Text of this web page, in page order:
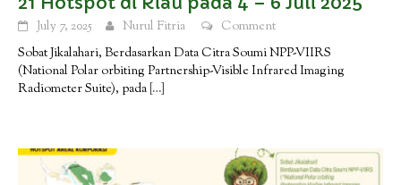
July 7, 2025 Nurul Fitria
Comment
Sobat Jikalahari, Berdasarkan Data Citra Soumi NPP-VIIRS
(National Polar orbiting Partnership-Visible Infrared Imaging
Radiometer Suite), pada […]